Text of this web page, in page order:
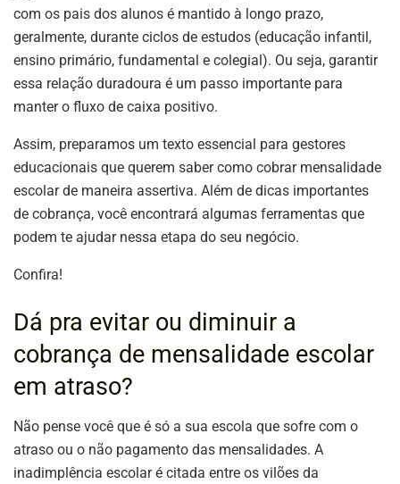
com os pais dos alunos é mantido à longo prazo,
geralmente, durante ciclos de estudos (educação infantil,
ensino primário, fundamental e colegial). Ou seja, garantir
essa relação duradoura é um passo importante para
manter o fluxo de caixa positivo.
Assim, preparamos um texto essencial para gestores
educacionais que querem saber como cobrar mensalidade
escolar de maneira assertiva. Além de dicas importantes
de cobrança, você encontrará algumas ferramentas que
podem te ajudar nessa etapa do seu negócio.
Confira!
Dá pra evitar ou diminuir a
cobrança de mensalidade escolar
em atraso?
Não pense você que é só a sua escola que sofre com o
atraso ou o não pagamento das mensalidades. A
inadimplência escolar é citada entre os vilões da